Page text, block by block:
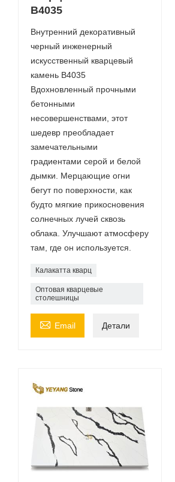
B4035
Внутренний декоративный
черный инженерный
искусственный кварцевый
камень B4035
Вдохновленный прочными
бетонными
несовершенствами, этот
шедевр преобладает
замечательными
градиентами серой и белой
дымки. Мерцающие огни
бегут по поверхности, как
будто мягкие прикосновения
солнечных лучей сквозь
облака. Улучшают атмосферу
там, где он используется.
Калакатта кварц
Оптовая кварцевые
столешницы
 Email Детали